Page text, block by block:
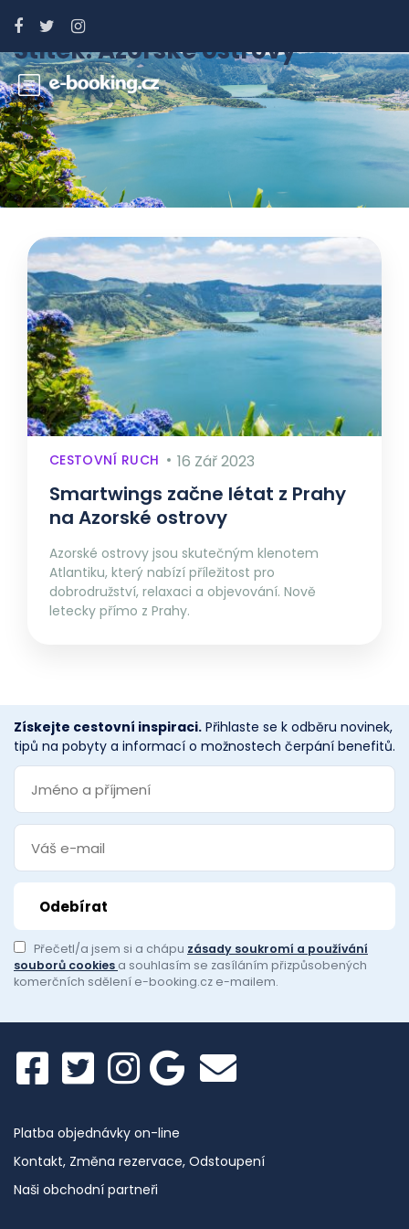
Štítek:Azorské ostrovy
CESTOVNÍ RUCH 16 Zář 2023
Smartwings začne létat z Prahy
na Azorské ostrovy
Azorské ostrovy jsou skutečným klenotem
Atlantiku, který nabízí příležitost pro
dobrodružství, relaxaci a objevování. Nově
letecky přímo z Prahy.
Získejte cestovní inspiraci. Přihlaste se k odběru novinek,
tipů na pobyty a informací o možnostech čerpání benefitů.
Přečetl/a jsem si a chápu zásady soukromí a používání
souborů cookies a souhlasím se zasíláním přizpůsobených
komerčních sdělení e-booking.cz e-mailem.
Platba objednávky on-line
Kontakt, Změna rezervace, Odstoupení
Naši obchodní partneři